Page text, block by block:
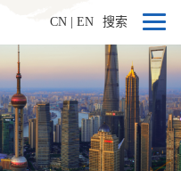
CN EN 搜索